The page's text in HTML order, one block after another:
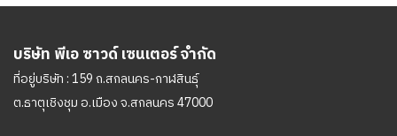
บริษัท พีเอ ซาวด์ เซนเตอร์ จำกัด
ที่อยู่บริษัท : 159 ถ.สกลนคร-กาฬสินธุ์
ต.ธาตุเชิงชุม อ.เมือง จ.สกลนคร 47000